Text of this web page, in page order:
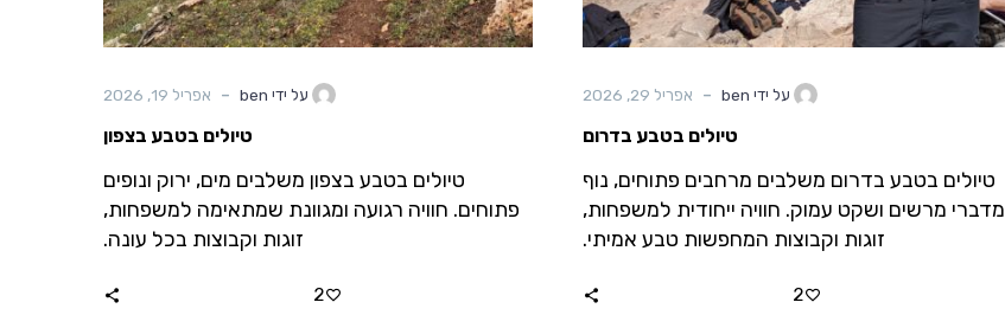
על ידי ben - אפריל 29, 2026
טיולים בטבע בדרום
טיולים בטבע בדרום משלבים מרחבים פתוחים, נוף
מדברי מרשים ושקט עמוק. חוויה ייחודית למשפחות,
זוגות וקבוצות המחפשות טבע אמיתי.
2
על ידי ben - אפריל 19, 2026
טיולים בטבע בצפון
טיולים בטבע בצפון משלבים מים, ירוק ונופים
פתוחים. חוויה רגועה ומגוונת שמתאימה למשפחות,
זוגות וקבוצות בכל עונה.
2